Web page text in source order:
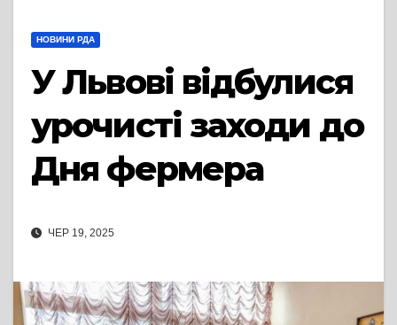
НОВИНИ РДА
У Львові відбулися
урочисті заходи до
Дня фермера
ЧЕР 19, 2025